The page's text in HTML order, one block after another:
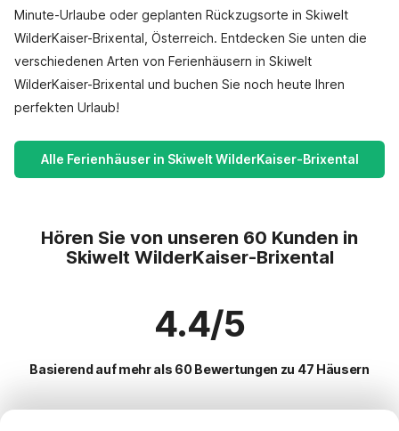
Minute-Urlaube oder geplanten Rückzugsorte in Skiwelt
WilderKaiser-Brixental, Österreich. Entdecken Sie unten die
verschiedenen Arten von Ferienhäusern in Skiwelt
WilderKaiser-Brixental und buchen Sie noch heute Ihren
perfekten Urlaub!
Alle Ferienhäuser in Skiwelt WilderKaiser-Brixental
Hören Sie von unseren 60 Kunden in
Skiwelt WilderKaiser-Brixental
4.4/5
Basierend auf mehr als 60 Bewertungen zu 47 Häusern